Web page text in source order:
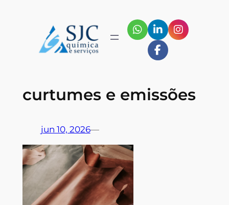
conteúdo
curtumes e emissões
jun 10, 2026—